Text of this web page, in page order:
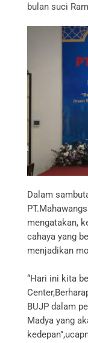
bulan suci
Dalam
mengatakan,
cahaya yang
menjadikan
“Hari ini kita
BUJP dalam
Madya yang